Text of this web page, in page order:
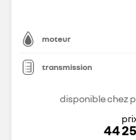
moteur
transmission
disponible chez
44